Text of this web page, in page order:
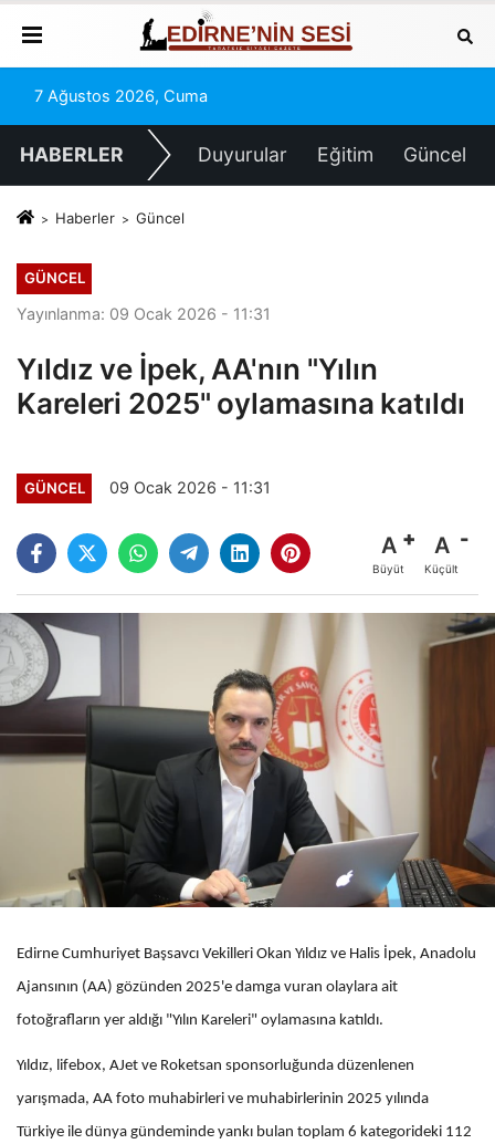
7 Ağustos 2026, Cuma
HABERLER Duyurular Eğitim Güncel
Haberler Güncel
GÜNCEL
Yayınlanma: 09 Ocak 2026 - 11:31
Yıldız ve İpek, AA'nın "Yılın
Kareleri 2025" oylamasına katıldı
GÜNCEL 09 Ocak 2026 - 11:31
A
Büyüt
A
Küçült
Edirne Cumhuriyet Başsavcı Vekilleri Okan Yıldız ve Halis İpek, Anadolu
Ajansının (AA) gözünden 2025'e damga vuran olaylara ait
fotoğrafların yer aldığı "Yılın Kareleri" oylamasına katıldı.
Yıldız, lifebox, AJet ve Roketsan sponsorluğunda düzenlenen
yarışmada, AA foto muhabirleri ve muhabirlerinin 2025 yılında
Türkiye ile dünya gündeminde yankı bulan toplam 6 kategorideki 112